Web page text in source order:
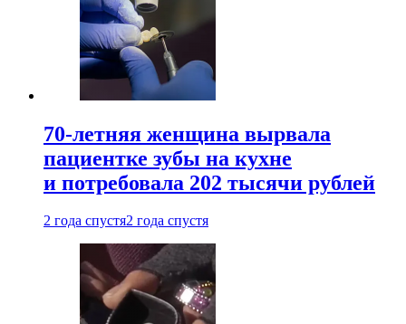
70-летняя женщина вырвала
пациентке зубы на кухне
и потребовала 202 тысячи рублей
2 года спустя2 года спустя